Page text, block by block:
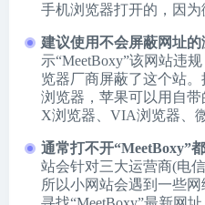
手机浏览器打开的，因为
建议使用不会屏蔽网址的
示“MeetBoxy”该网站违
览器厂商屏蔽了这个站
浏览器，苹果可以用自带
X浏览器
VIA浏览器
通常打不开“MeetBoxy”
站会针对三大运营商(电
所以小网站会遇到一些